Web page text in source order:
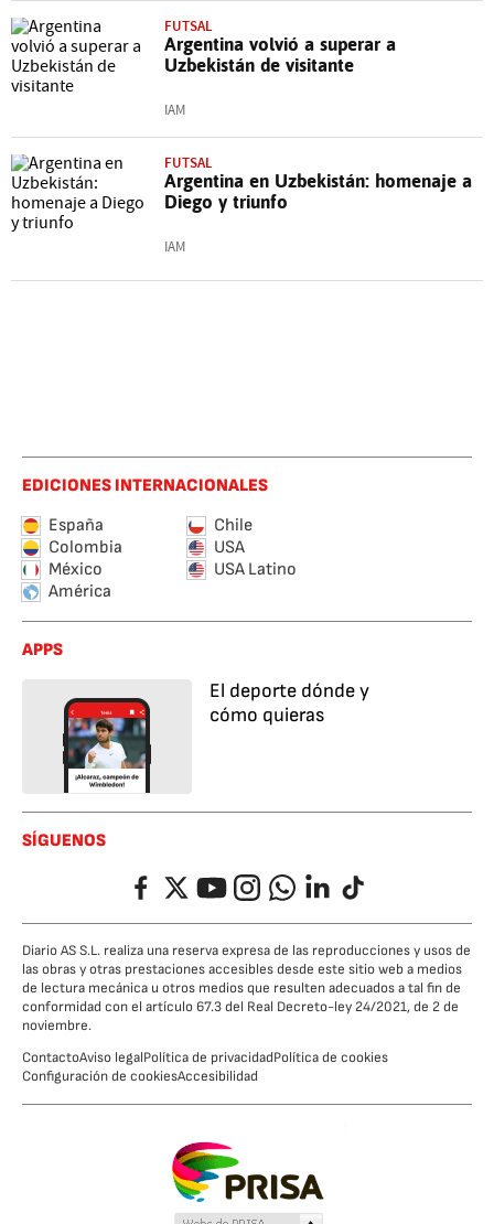
FUTSAL
Argentina volvió a superar a
Uzbekistán de visitante
IAM
FUTSAL
Argentina en Uzbekistán: homenaje a
Diego y triunfo
IAM
EDICIONES INTERNACIONALES
España
Chile
Colombia
USA
México
USA Latino
América
APPS
El deporte dónde y
cómo quieras
SÍGUENOS
FacebookTwitterYouTubeInstagramWhatsappLinkedIn
TikTok
Diario AS S.L. realiza una reserva expresa de las reproducciones y usos de
las obras y otras prestaciones accesibles desde este sitio web a medios
de lectura mecánica u otros medios que resulten adecuados a tal fin de
conformidad con el artículo 67.3 del Real Decreto-ley 24/2021, de 2 de
noviembre.
ContactoAviso legalPolítica de privacidadPolítica de cookies
Configuración de cookiesAccesibilidad